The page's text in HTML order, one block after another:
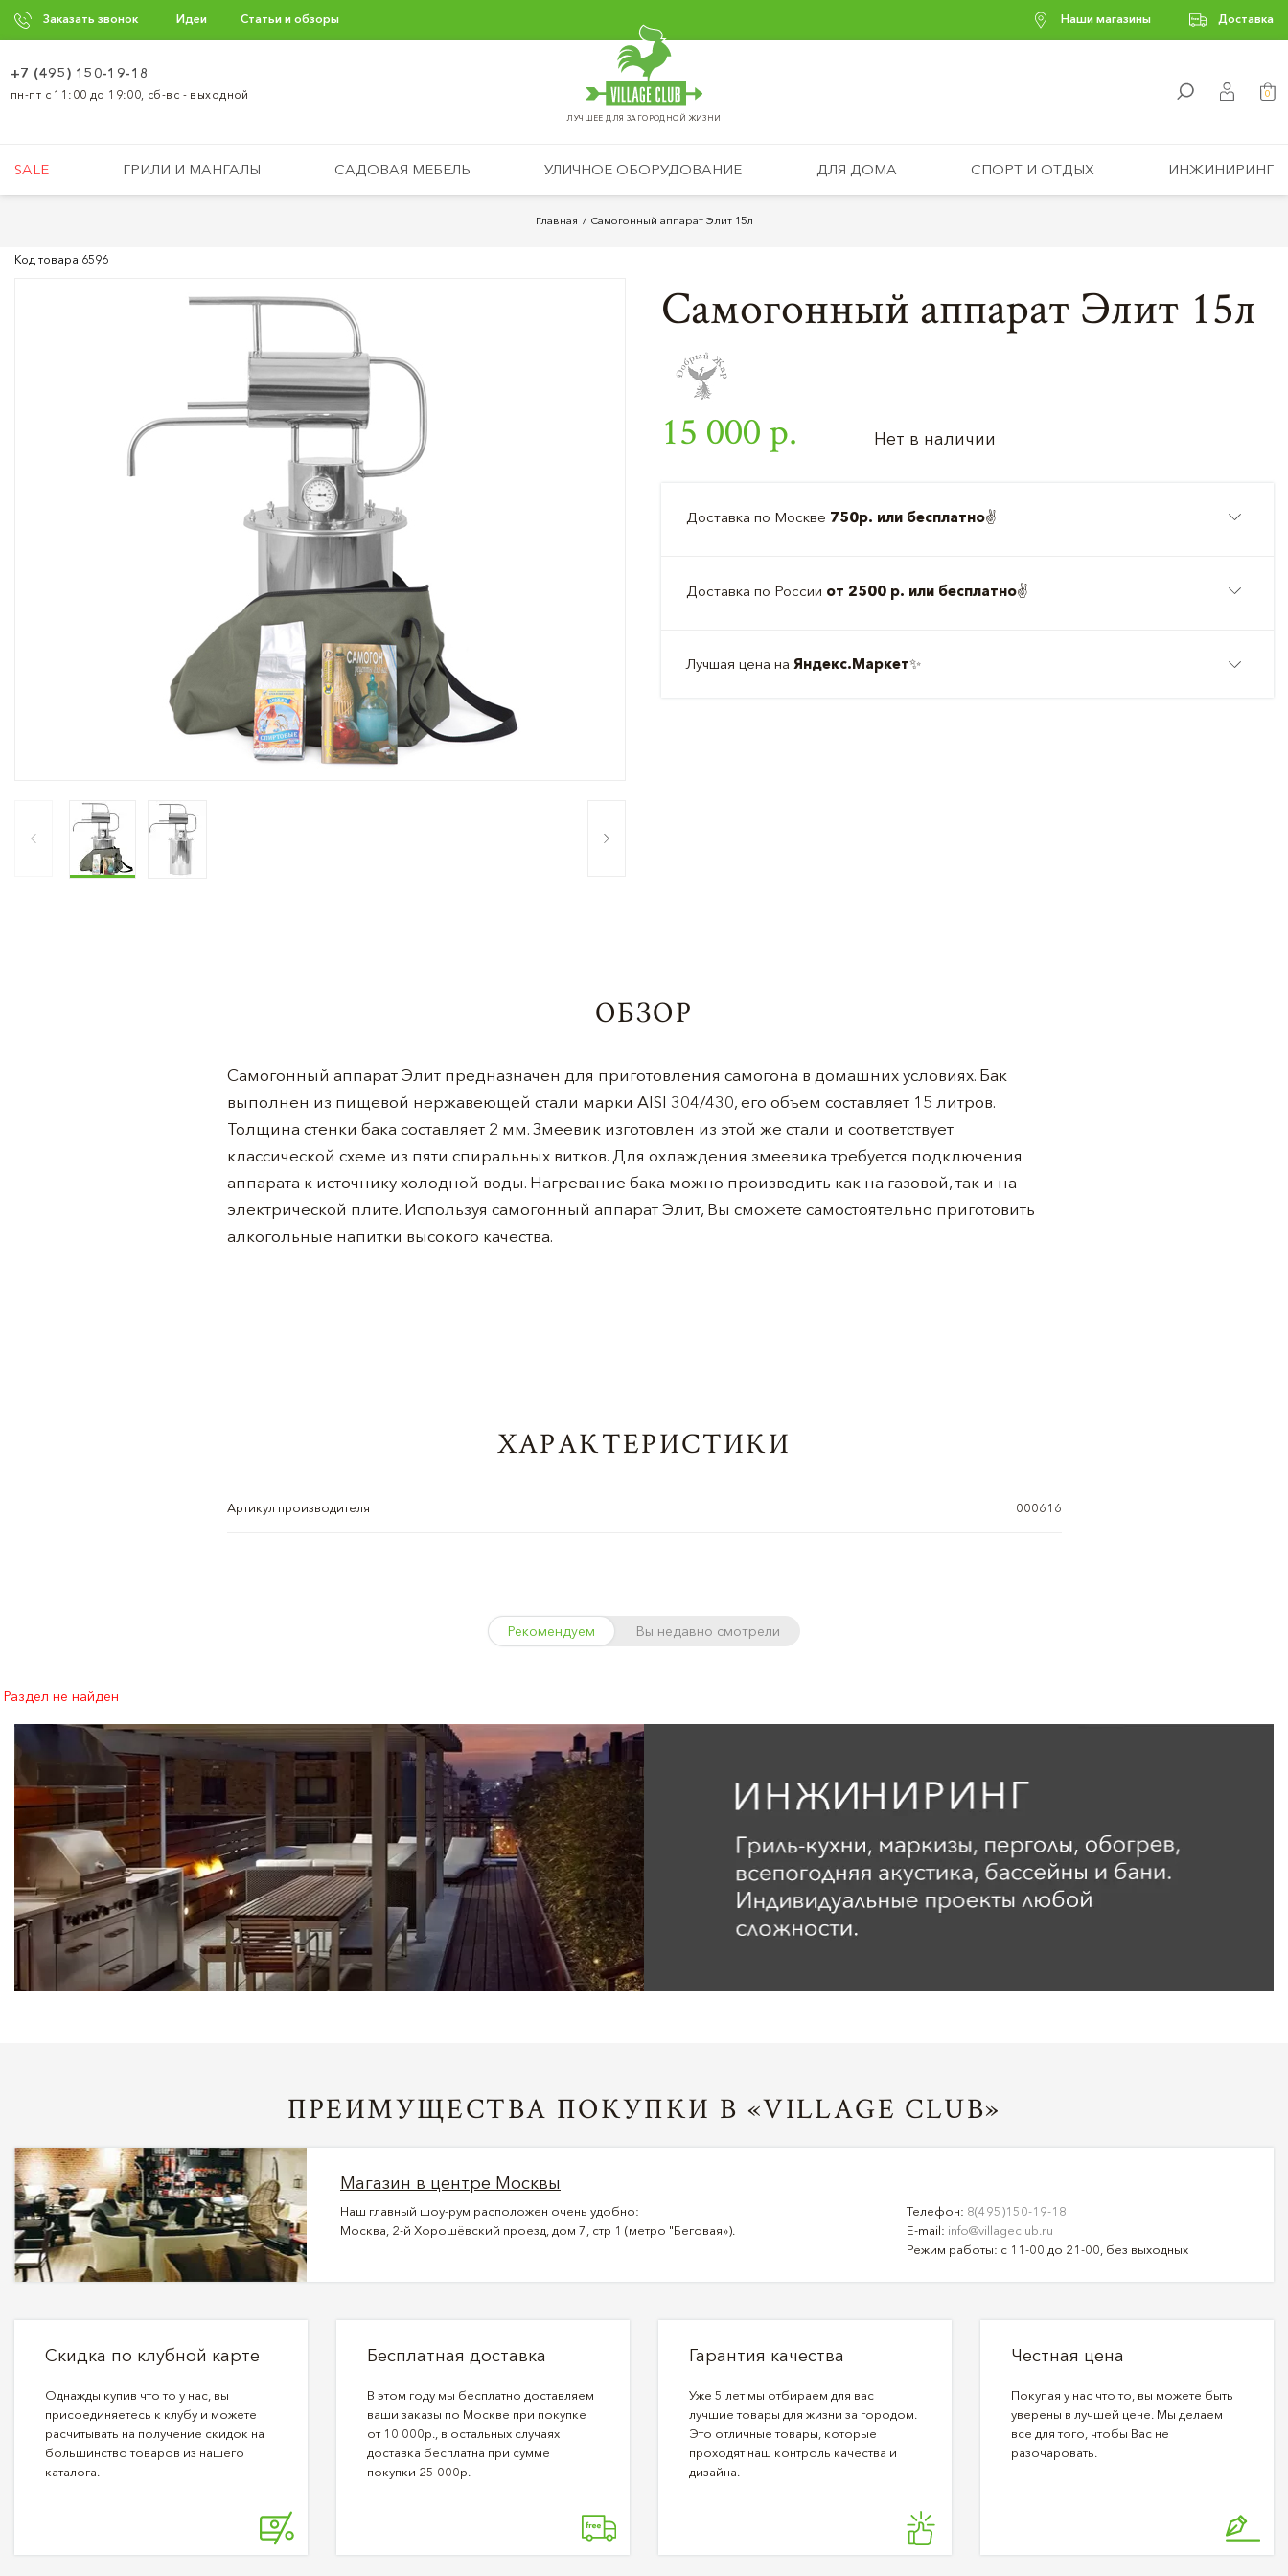
Заказать звонок Идеи Статьи и обзоры Наши магазины Доставка
ЛУЧШЕЕ ДЛЯ ЗАГОРОДНОЙ ЖИЗНИ
+7 (495) 150-19-18
пн-пт с 11:00 до 19:00, сб-вс - выходной 0
SALE ГРИЛИ И МАНГАЛЫ САДОВАЯ МЕБЕЛЬ УЛИЧНОЕ ОБОРУДОВАНИЕ ДЛЯ ДОМА СПОРТ И ОТДЫХ ИНЖИНИРИНГ
Главная Самогонный аппарат Элит 15л
Код товара 6596
Самогонный аппарат Элит 15л
15 000 р. Нет в наличии
Доставка по Москве 750р. или бесплатно✌️
Доставка по России от 2500 р. или бесплатно✌️
Лучшая цена на Яндекс.Маркет✨
ОБЗОР
Самогонный аппарат Элит предназначен для приготовления самогона в домашних условиях. Бак
выполнен из пищевой нержавеющей стали марки AISI 304/430, его объем составляет 15 литров.
Толщина стенки бака составляет 2 мм. Змеевик изготовлен из этой же стали и соответствует
классической схеме из пяти спиральных витков. Для охлаждения змеевика требуется подключения
аппарата к источнику холодной воды. Нагревание бака можно производить как на газовой, так и на
электрической плите. Используя самогонный аппарат Элит, Вы сможете самостоятельно приготовить
алкогольные напитки высокого качества.
ХАРАКТЕРИСТИКИ
Артикул производителя 000616
Рекомендуем Вы недавно смотрели
Раздел не найден
ПРЕИМУЩЕСТВА ПОКУПКИ В «VILLAGE CLUB»
Магазин в центре Москвы
Наш главный шоу-рум расположен очень удобно:
Москва, 2-й Хорошёвский проезд, дом 7, стр 1 (метро "Беговая»).
Телефон: 8(495)150-19-18
E-mail: info@villageclub.ru
Режим работы: с 11-00 до 21-00, без выходных
Скидка по клубной карте
Однажды купив что то у нас, вы
присоединяетесь к клубу и можете
расчитывать на получение скидок на
большинство товаров из нашего
каталога.
Бесплатная доставка
В этом году мы бесплатно доставляем
ваши заказы по Москве при покупке
от 10 000р., в остальных случаях
доставка бесплатна при сумме
покупки 25 000р.
Гарантия качества
Уже 5 лет мы отбираем для вас
лучшие товары для жизни за городом.
Это отличные товары, которые
проходят наш контроль качества и
дизайна.
Честная цена
Покупая у нас что то, вы можете быть
уверены в лучшей цене. Мы делаем
все для того, чтобы Вас не
разочаровать.